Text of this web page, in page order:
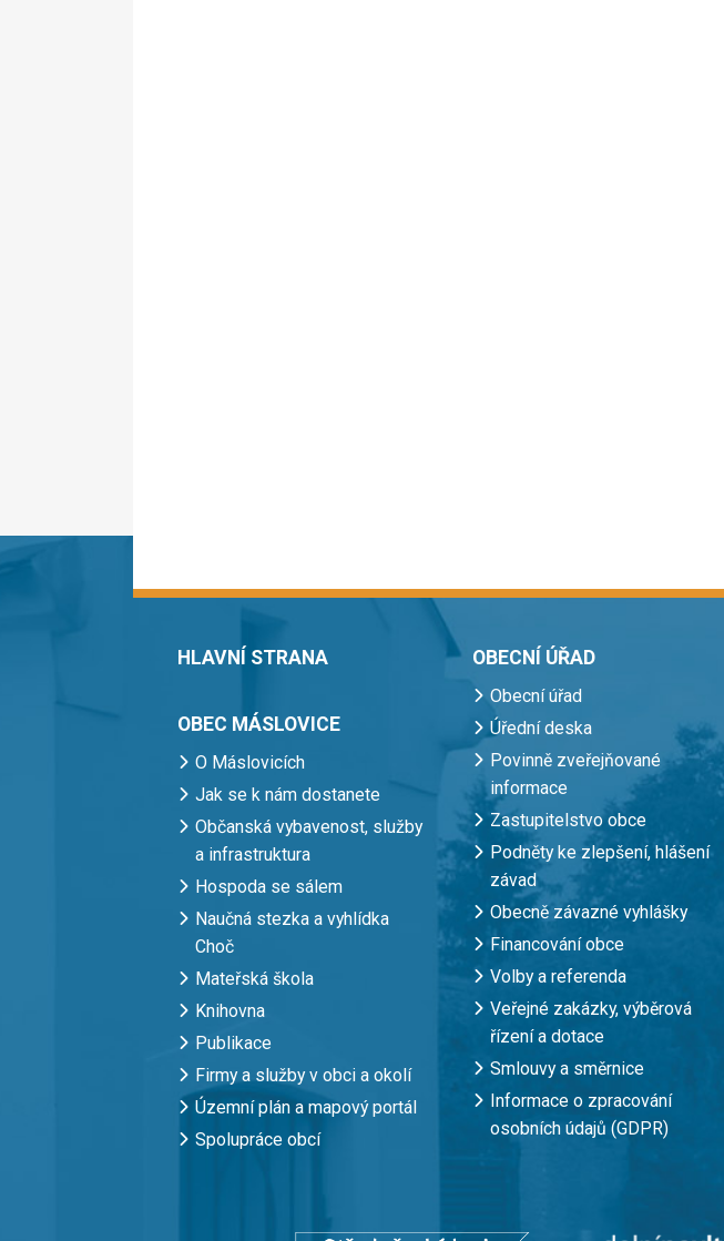
HLAVNÍ STRANA
OBEC MÁSLOVICE
O Máslovicích
Jak se k nám dostanete
Občanská vybavenost, služby
a infrastruktura
Hospoda se sálem
Naučná stezka a vyhlídka
Choč
Mateřská škola
Knihovna
Publikace
Firmy a služby v obci a okolí
Územní plán a mapový portál
Spolupráce obcí
OBECNÍ ÚŘAD
Obecní úřad
Úřední deska
Povinně zveřejňované
informace
Zastupitelstvo obce
Podněty ke zlepšení, hlášení
závad
Obecně závazné vyhlášky
Financování obce
Volby a referenda
Veřejné zakázky, výběrová
řízení a dotace
Smlouvy a směrnice
Informace o zpracování
osobních údajů (GDPR)